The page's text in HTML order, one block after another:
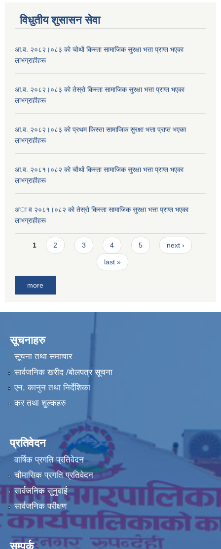
विधुतीय शुसासन सेवा
आ.व. २०८२।०८३ काे चोथाै‌ किस्ता सामाजिक सुरक्षा भत्ता प्राप्त भएका
लाभग्राहीहरू
आ.व. २०८२।०८३ काे तेस्राे किस्ता सामाजिक सुरक्षा भत्ता प्राप्त भएका
लाभग्राहीहरू
आ.व. २०८२।०८३ काे प्रथम किस्ता सामाजिक सुरक्षा भत्ता प्राप्त भएका
लाभग्राहीहरू
आ.व. २०८१।०८२ काे चाैथाें किस्ता सामाजिक सुरक्षा भत्ता प्राप्त भएका
लाभग्राहीहरू
अा व २०८१।०८२ काे तेस्राे किस्ता सामाजिक सुरक्षा भत्ता प्राप्त भएका
लाभग्राहीहरू
Pages
1 2 3 4 5 next ›
last »
more
सूचनाहरु
सूचना तथा समाचार
सार्वजनिक खरीद /बोलपत्र सूचना
एन, कानुन तथा निर्देशिका
कर तथा शुल्कहरु
प्रतिवेदन
वार्षिक प्रगति प्रतिवेदन
चौमासिक प्रगति प्रतिवेदन
सार्वजनिक सुनुवाई
सार्वजनिक परीक्षण
सम्पर्क